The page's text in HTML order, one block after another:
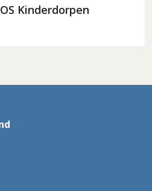
Kinderdorpen